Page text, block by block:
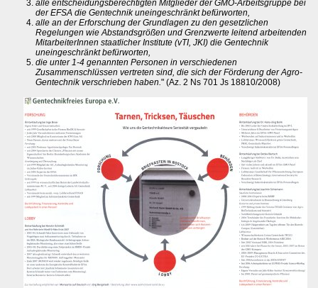
alle entscheidungsberechtigten Mitglieder der GMO-Arbeitsgruppe bei
der EFSA die Gentechnik uneingeschränkt befürworten,
alle an der Erforschung der Grundlagen zu den gesetzlichen
Regelungen wie Abstandsgrößen und Grenzwerte leitend arbeitenden
MitarbeiterInnen staatlicher Institute (vTI, JKI) die Gentechnik
uneingeschränkt befürworten,
die unter 1-4 genannten Personen in verschiedenen
Zusammenschlüssen vertreten sind, die sich der Förderung der Agro-
Gentechnik verschrieben haben." (Az. 2 Ns 701 Js 18810/2008)